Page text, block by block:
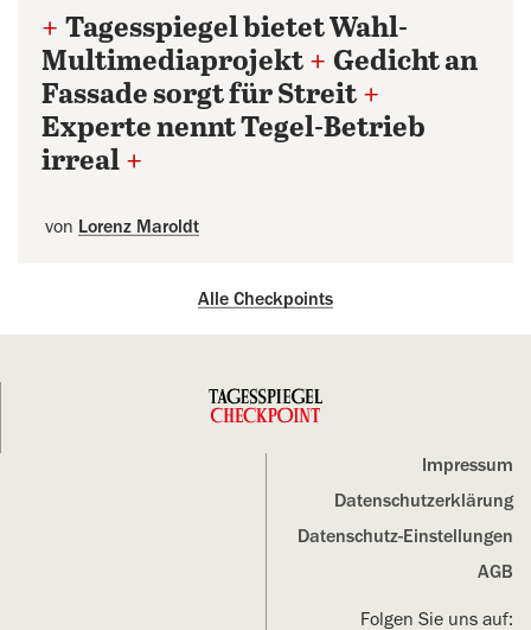
+ Tagesspiegel bietet Wahl-
Multimediaprojekt + Gedicht an
Fassade sorgt für Streit +
Experte nennt Tegel-Betrieb
irreal +
von Lorenz Maroldt
Alle Checkpoints
Impressum
Datenschutz­erklärung
Datenschutz-Einstellungen
AGB
Folgen Sie uns auf: